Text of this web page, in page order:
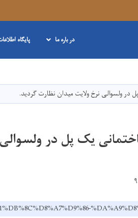
در باره ما پایگاه
ولسوالی نرخ ولایت میدان نظارت گردید.
یک پل در